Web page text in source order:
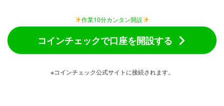
作業10分カンタン開設
コインチェックで口座を開設する
※コインチェック公式サイトに接続されます。